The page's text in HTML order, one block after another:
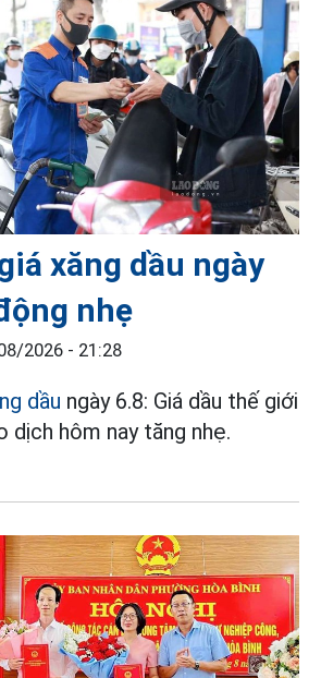
xăng dầu ngày
nhẹ
2026 - 21:28
dầu ngày 6.8: Giá dầu thế giới
dịch hôm nay tăng nhẹ.